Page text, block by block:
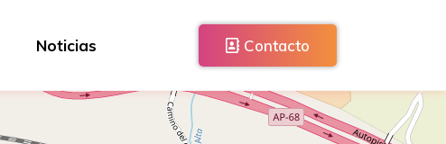
Noticias Contacto